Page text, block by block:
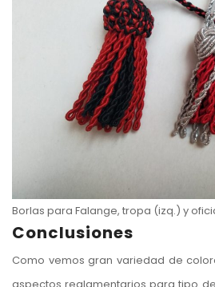
Borlas para Falange, tropa (izq.) y
Conclusiones
Como vemos gran variedad de